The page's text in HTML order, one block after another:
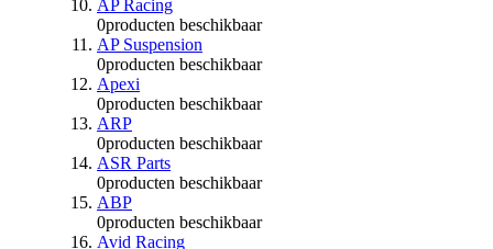
AP Racing
0producten beschikbaar
AP Suspension
0producten beschikbaar
Apexi
0producten beschikbaar
ARP
0producten beschikbaar
ASR Parts
0producten beschikbaar
ABP
0producten beschikbaar
Avid Racing